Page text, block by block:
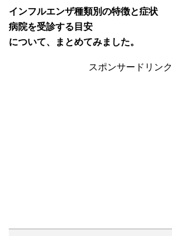
インフルエンザ種類別の特徴と症状
病院を受診する目安
について、まとめてみました。
スポンサードリンク